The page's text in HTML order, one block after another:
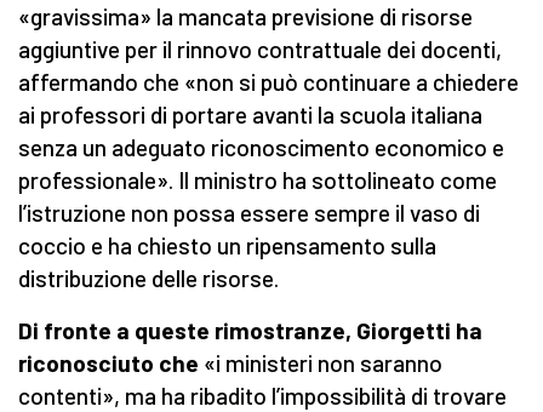
«gravissima» la mancata previsione di risorse
aggiuntive per il rinnovo contrattuale dei docenti,
affermando che «non si può continuare a chiedere
ai professori di portare avanti la scuola italiana
senza un adeguato riconoscimento economico e
professionale». Il ministro ha sottolineato come
l’istruzione non possa essere sempre il vaso di
coccio e ha chiesto un ripensamento sulla
distribuzione delle risorse.
Di fronte a queste rimostranze, Giorgetti ha
riconosciuto che «i ministeri non saranno
contenti», ma ha ribadito l’impossibilità di trovare